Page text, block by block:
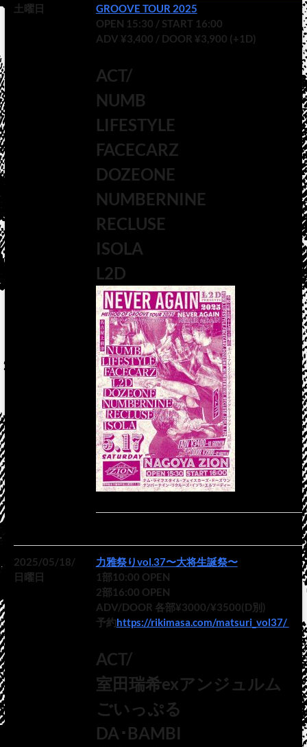
土曜日
GROOVE TOUR 2025
OPEN 15:30 / START 16:00
ADV ¥3,400 / DOOR ¥3,900 (+1D)
ACT/
NUMB
LIFESTYLE
FACECARZ
DOZEONE
NUMBERNINE
RECLUSE
ISOLA
L2D
2025/05/18/
日曜日
力雅祭りvol.37〜大将生誕祭〜
1部10:00 OPEN
2部16:00 OPEN
ADV/DOOR 各部¥3000/¥3500(D別)
予約https://rikimasa.com/matsuri_vol37/
ACT/
室田瑞希exアンジュルム
ごいっぷる
DA･BAMBI